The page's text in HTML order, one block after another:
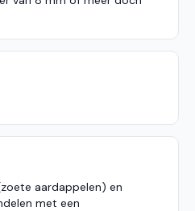
aardappelen) en
met een